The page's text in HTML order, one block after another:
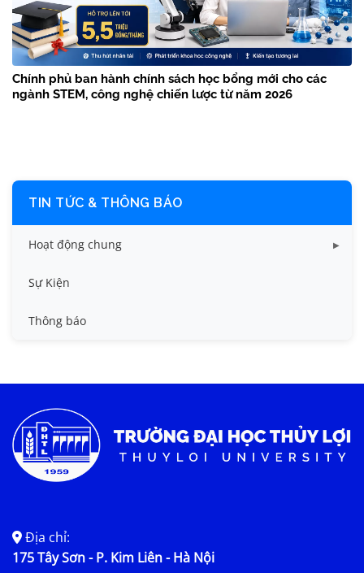
Chính phủ ban hành chính sách học bổng mới cho các
ngành STEM, công nghệ chiến lược từ năm 2026
TIN TỨC & THÔNG BÁO
Hoạt động chung
Tin công tác sinh viên
Tin đào tạo
Tin tức chung
Sự Kiện
Thông báo
Địa chỉ:
175 Tây Sơn - P. Kim Liên - Hà Nội